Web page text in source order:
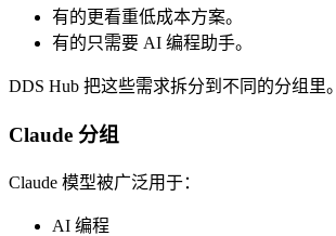
有的更看重低成本方案。
有的只需要 AI 编程助手。
DDS Hub 把这些需求拆分到不同的分组里。
Claude 分组
Claude 模型被广泛用于：
AI 编程